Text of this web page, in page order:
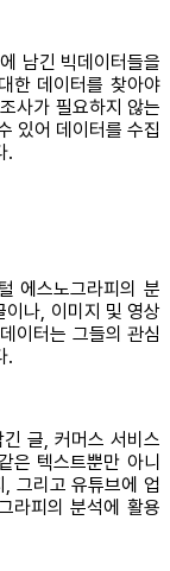
남긴 빅데이터들을
한 데이터를 찾아야
사가 필요하지 않는
있어 데이터를 수집
.
에스노그라피의 분
이나, 이미지 및 영상
이터는 그들의 관심
.
글, 커머스 서비스
은 텍스트뿐만 아니
그리고 유튜브에 업
라피의 분석에 활용